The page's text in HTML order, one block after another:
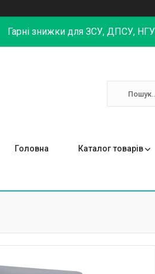
Гарні знижки для ЗСУ, ДПСУ, НГУ
Головна Каталог товарів